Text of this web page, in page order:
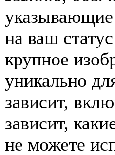
указывающие
на ваш
крупное
уникально
зависит,
зависит,
не можете